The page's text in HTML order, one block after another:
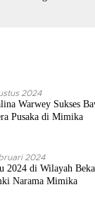
2024
Warwey Sukses
Pusaka di Mimika
2024
2024 di Wilayah
Narama Mimika